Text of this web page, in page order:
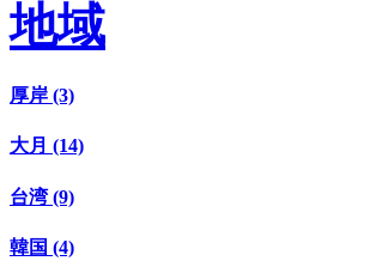
地域
厚岸 (3)
大月 (14)
台湾 (9)
韓国 (4)